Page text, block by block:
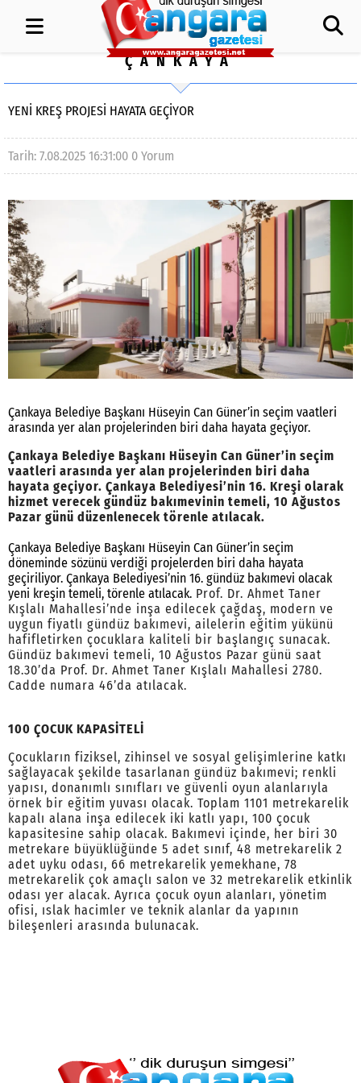
ÇANKAYA
YENİ KREŞ PROJESİ HAYATA GEÇİYOR
Tarih: 7.08.2025 16:31:00 0 Yorum
Çankaya Belediye Başkanı Hüseyin Can Güner’in seçim vaatleri
arasında yer alan projelerinden biri daha hayata geçiyor.
Çankaya Belediye Başkanı Hüseyin Can Güner’in seçim
vaatleri arasında yer alan projelerinden biri daha
hayata geçiyor. Çankaya Belediyesi’nin 16. Kreşi olarak
hizmet verecek gündüz bakımevinin temeli, 10 Ağustos
Pazar günü düzenlenecek törenle atılacak.
Çankaya Belediye Başkanı Hüseyin Can Güner’in seçim
döneminde sözünü verdiği projelerden biri daha hayata
geçiriliyor. Çankaya Belediyesi’nin 16. gündüz bakımevi olacak
yeni kreşin temeli, törenle atılacak. Prof. Dr. Ahmet Taner
Kışlalı Mahallesi’nde inşa edilecek çağdaş, modern ve
uygun fiyatlı gündüz bakımevi, ailelerin eğitim yükünü
hafifletirken çocuklara kaliteli bir başlangıç sunacak.
Gündüz bakımevi temeli, 10 Ağustos Pazar günü saat
18.30’da Prof. Dr. Ahmet Taner Kışlalı Mahallesi 2780.
Cadde numara 46’da atılacak.
100 ÇOCUK KAPASİTELİ
Çocukların fiziksel, zihinsel ve sosyal gelişimlerine katkı
sağlayacak şekilde tasarlanan gündüz bakımevi; renkli
yapısı, donanımlı sınıfları ve güvenli oyun alanlarıyla
örnek bir eğitim yuvası olacak. Toplam 1101 metrekarelik
kapalı alana inşa edilecek iki katlı yapı, 100 çocuk
kapasitesine sahip olacak. Bakımevi içinde, her biri 30
metrekare büyüklüğünde 5 adet sınıf, 48 metrekarelik 2
adet uyku odası, 66 metrekarelik yemekhane, 78
metrekarelik çok amaçlı salon ve 32 metrekarelik etkinlik
odası yer alacak. Ayrıca çocuk oyun alanları, yönetim
ofisi, ıslak hacimler ve teknik alanlar da yapının
bileşenleri arasında bulunacak.